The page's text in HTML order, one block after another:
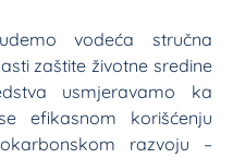
vodeća stručna
zaštite životne sredine
usmjeravamo ka
efikasnom korišćenju
razvoju –